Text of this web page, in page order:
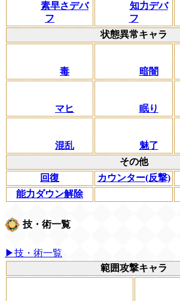
素早さデバ
フ
知力デバ
フ
状態異常キャラ
毒 暗闇
マヒ 眠り
混乱 魅了
その他
回復
カウンター(反撃)
能力ダウン解除
技・術一覧
▶技・術一覧
範囲攻撃キャラ